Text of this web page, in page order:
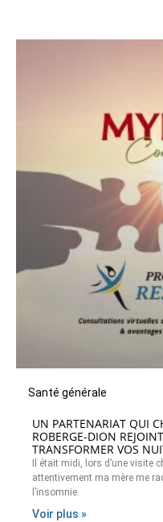
Santé générale
UN PARTENARIAT QUI
ROBERGE-DION
TRANSFORMER VOS
Il était midi, lors d’une visite
attentivement ma mère me
l’insomnie.
Voir plus »